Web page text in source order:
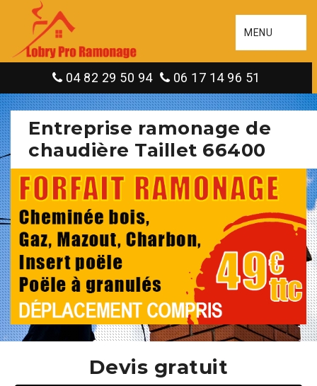
MENU
04 82 29 50 94 06 17 14 96 51
Entreprise ramonage de
chaudière Taillet 66400
Devis gratuit